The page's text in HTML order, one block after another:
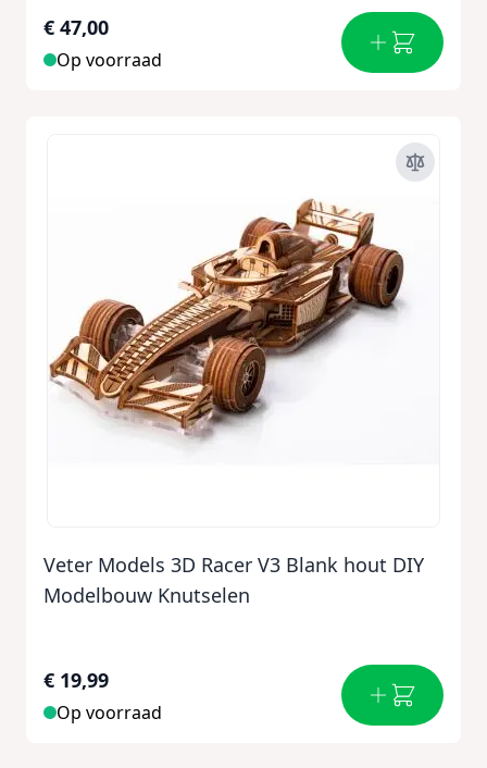
€ 47,00
Op voorraad
Veter Models 3D Racer V3 Blank hout DIY
Modelbouw Knutselen
€ 19,99
Op voorraad